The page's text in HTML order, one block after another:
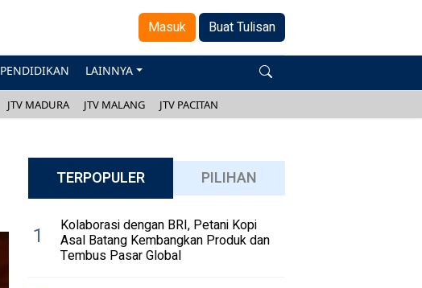
Masuk Buat Tulisan
PENDIDIKAN LAINNYA
JTV MADURA JTV MALANG JTV PACITAN
TERPOPULER PILIHAN
1 Kolaborasi dengan BRI, Petani Kopi
Asal Batang Kembangkan Produk dan
Tembus Pasar Global